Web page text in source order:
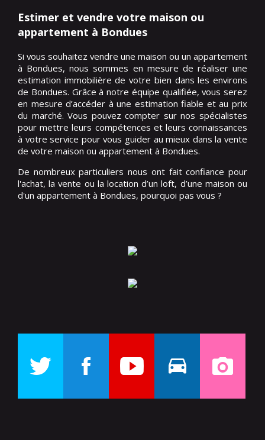
Estimer et vendre votre maison ou
appartement à Bondues
Si vous souhaitez vendre une maison ou un appartement
à Bondues, nous sommes en mesure de réaliser une
estimation immobilière de votre bien dans les environs
de Bondues. Grâce à notre équipe qualifiée, vous serez
en mesure d’accéder à une estimation fiable et au prix
du marché. Vous pouvez compter sur nos spécialistes
pour mettre leurs compétences et leurs connaissances
à votre service pour vous guider au mieux dans la vente
de votre maison ou appartement à Bondues.
De nombreux particuliers nous ont fait confiance pour
l'achat, la vente ou la location d’un loft, d’une maison ou
d'un appartement à Bondues, pourquoi pas vous ?